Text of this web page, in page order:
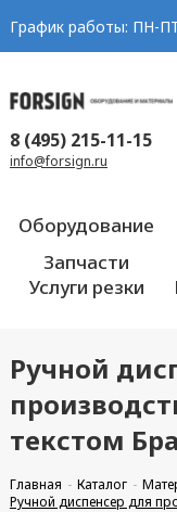
График работы: ПН-
8 (495) 215-11-15
info@forsign.ru
Оборудование
Запчасти
Услуги резки
Ручной
текстом
Главная Каталог
Ручной диспенсер для